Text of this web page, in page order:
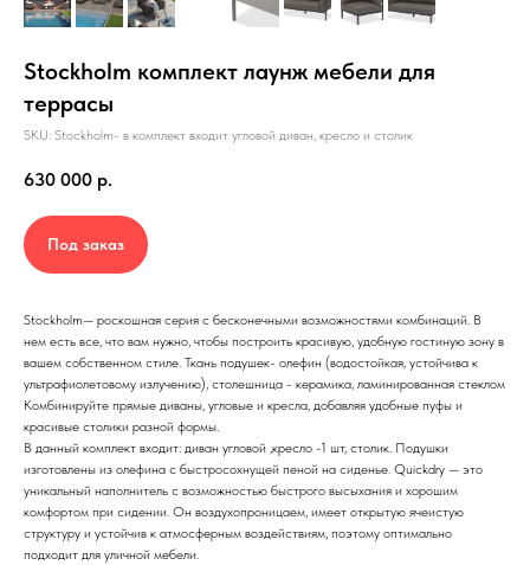
Stockholm комплект лаунж мебели для
террасы
SKU: Stockholm- в комплект входит угловой диван, кресло и столик
630 000 р.
Под заказ
Stockholm— роскошная серия с бесконечными возможностями комбинаций. В
нем есть все, что вам нужно, чтобы построить красивую, удобную гостиную зону в
вашем собственном стиле. Ткань подушек- олефин (водостойкая, устойчива к
ультрафиолетовому излучению), столешница - керамика, ламинированная стеклом
Комбинируйте прямые диваны, угловые и кресла, добавляя удобные пуфы и
красивые столики разной формы.
В данный комплект входит: диван угловой ,кресло -1 шт, столик. Подушки
изготовлены из олефина с быстросохнущей пеной на сиденье. Quickdry — это
уникальный наполнитель с возможностью быстрого высыхания и хорошим
комфортом при сидении. Он воздухопроницаем, имеет открытую ячеистую
структуру и устойчив к атмосферным воздействиям, поэтому оптимально
подходит для уличной мебели.